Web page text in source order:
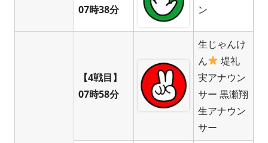
07時38分
ン
【4戦目】
07時58分
生じゃんけ
ん
堤礼
実アナウン
サー 黒瀬翔
生アナウン
サー